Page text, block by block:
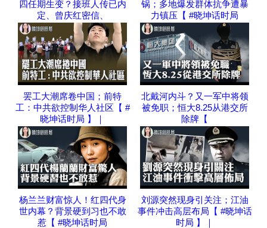
四任期生变？接班人传已内
定、曾庆红密信、
锅；多地爆发群体抗争遭暴
力镇压【 #晓坤话时局
罢工大潮席卷中国；前特
工：中共欲控制华人社区【 #
晓坤话时局 】｜
北戴河内斗？又一军中将领
被免职；恒大8.25从港交所
除牌【
杨兰兰财富惊人！红四代身
世内幕？背景硬到习也不敢
惹【 #晓坤话时局
刘源突然现身引关注；江油
事件冲击高层布局【 #晓坤话
时局 】｜